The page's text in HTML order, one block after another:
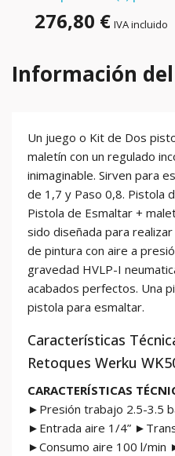
276,80 € IVA incluido
Información
Un juego o Kit de Dos
maletín con un regulado
inimaginable. Sirven para
de 1,7 y Paso 0,8. Pistola
Pistola de Esmaltar +
sido diseñada para
de pintura con aire a
gravedad HVLP-I
acabados perfectos. Una
pistola para esmaltar.
Características
Retoques Werku
CARACTERÍSTICAS
►Presión trabajo 2.5-3.5
►Entrada aire 1/4”
►Consumo aire 100 l/min